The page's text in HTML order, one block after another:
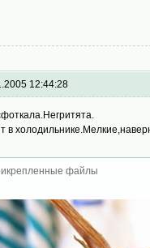
12:44:28
в
файлы